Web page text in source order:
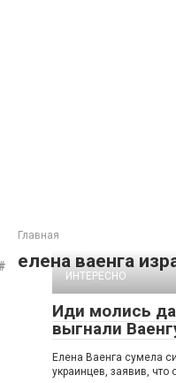
Главная
елена ваенга
ИНТЕРЕСНО
Иди молись
выгнали
Елена Ваенга сумела
украинцев, заявив, что